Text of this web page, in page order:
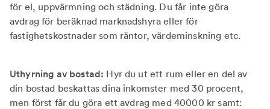
för el, uppvärmning och städning. Du får inte göra
avdrag för beräknad marknadshyra eller för
fastighetskostnader som räntor, värdeminskning etc.
Uthyrning av bostad: Hyr du ut ett rum eller en del av
din bostad beskattas dina inkomster med 30 procent,
men först får du göra ett avdrag med 40000 kr samt: